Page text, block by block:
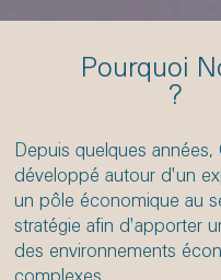
Pourquoi
?
Depuis quelques années,
développé autour d'un
un pôle économique au
stratégie afin d'apporter
des environnements